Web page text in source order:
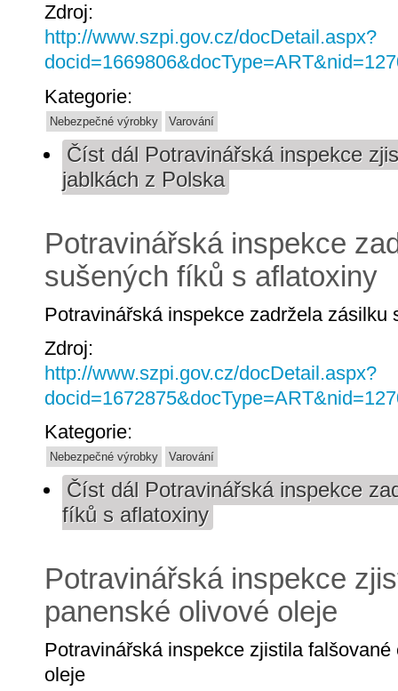
Zdroj:
http://www.szpi.gov.cz/docDetail.aspx?
Kategorie:
Nebezpečné výrobky Varování
Číst dál Potravinářská inspekce
jablkách z Polska
Potravinářská inspekce
sušených fíků s aflatoxiny
Potravinářská inspekce zadržela zásilku
Zdroj:
http://www.szpi.gov.cz/docDetail.aspx?
Kategorie:
Nebezpečné výrobky Varování
Číst dál Potravinářská inspekce
fíků s aflatoxiny
Potravinářská inspekce
panenské olivové oleje
Potravinářská inspekce zjistila
oleje